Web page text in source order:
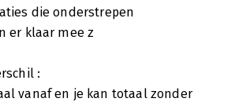
die onderstrepen
er klaar mee z
:
vanaf en je kan totaal zonder